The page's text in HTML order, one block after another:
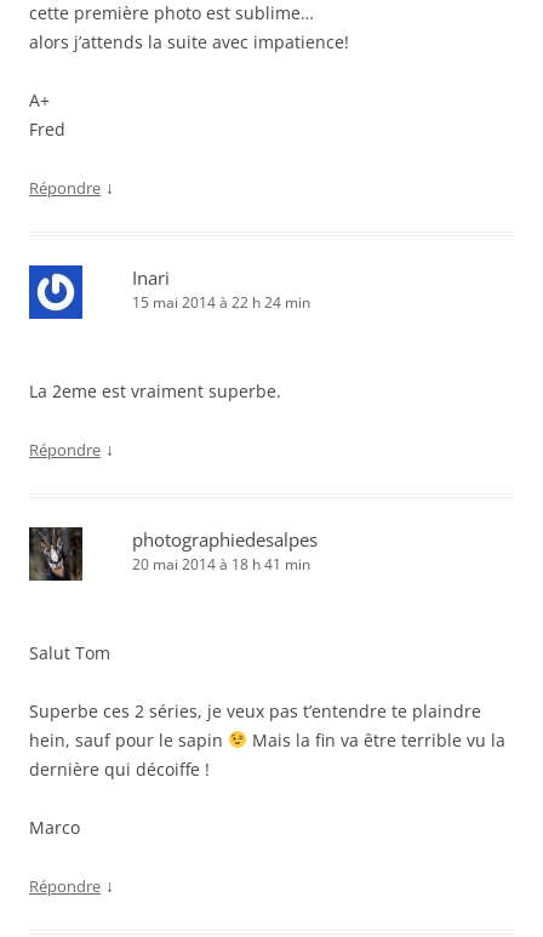
cette première photo est sublime…
alors j’attends la suite avec impatience!
A+
Fred
Répondre ↓
Inari
15 mai 2014 à 22 h 24 min
La 2eme est vraiment superbe.
Répondre ↓
photographiedesalpes
20 mai 2014 à 18 h 41 min
Salut Tom
Superbe ces 2 séries, je veux pas t’entendre te plaindre
hein, sauf pour le sapin
Mais la fin va être terrible vu la
dernière qui décoiffe !
Marco
Répondre ↓